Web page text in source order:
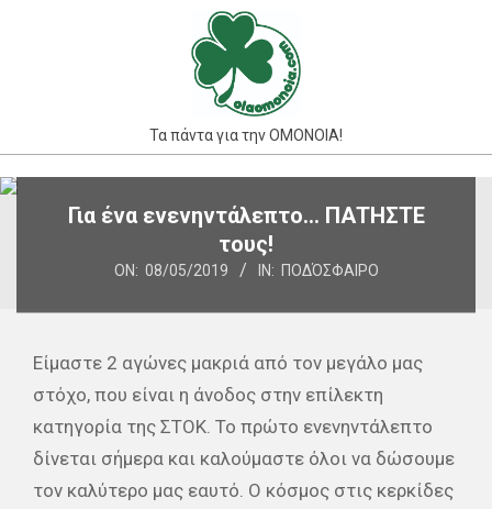
Τα πάντα για την ΟΜΟΝΟΙΑ!
Primary
NavigationΓια ένα ενενηντάλεπτο… ΠΑΤΗΣΤΕ
τους!
ON: 08/05/2019 IN: ΠΟΔΌΣΦΑΙΡΟ
Είμαστε 2 αγώνες μακριά από τον μεγάλο μας
στόχο, που είναι η άνοδος στην επίλεκτη
κατηγορία της ΣΤΟΚ. Το πρώτο ενενηντάλεπτο
δίνεται σήμερα και καλούμαστε όλοι να δώσουμε
τον καλύτερο μας εαυτό. Ο κόσμος στις κερκίδες